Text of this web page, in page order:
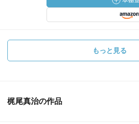
もっと見る
梶尾真治の作品